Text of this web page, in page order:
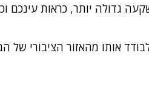
גדולה יותר, כראות עינכם
אותו מהאזור הציבורי של